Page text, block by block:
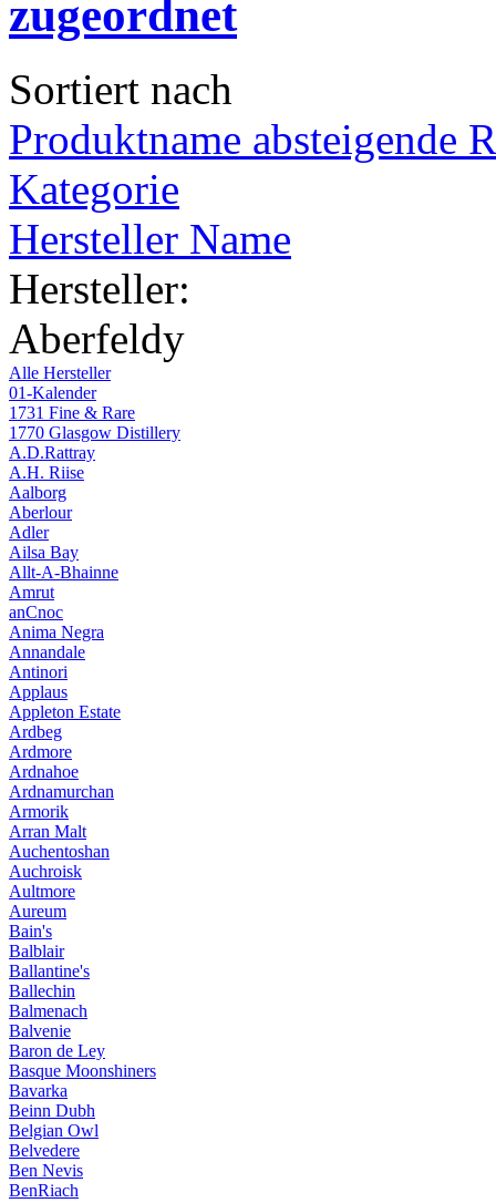
Sortiert nach
Produktname absteigende
Kategorie
Hersteller Name
Hersteller:
Aberfeldy
Alle Hersteller
01-Kalender
1731 Fine & Rare
1770 Glasgow Distillery
A.D.Rattray
A.H. Riise
Aalborg
Aberlour
Adler
Ailsa Bay
Allt-A-Bhainne
Amrut
anCnoc
Anima Negra
Annandale
Antinori
Applaus
Appleton Estate
Ardbeg
Ardmore
Ardnahoe
Ardnamurchan
Armorik
Arran Malt
Auchentoshan
Auchroisk
Aultmore
Aureum
Bain's
Balblair
Ballantine's
Ballechin
Balmenach
Balvenie
Baron de Ley
Basque Moonshiners
Bavarka
Beinn Dubh
Belgian Owl
Belvedere
Ben Nevis
BenRiach